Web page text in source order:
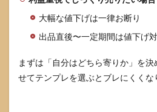
大幅な値下げは一律お断り
出品直後〜一定期間は値下げ
まずは「自分はどちら寄りか」を
せてテンプレを選ぶとブレにくくな